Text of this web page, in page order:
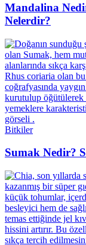
Mandalina
Nelerdir?
Bitkiler
Sumak Nedir?